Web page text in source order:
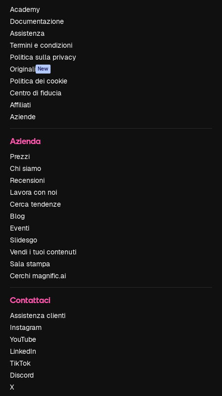
Academy
Documentazione
Assistenza
Termini e condizioni
Politica sulla privacy
Originali New
Politica dei cookie
Centro di fiducia
Affiliati
Aziende
Azienda
Prezzi
Chi siamo
Recensioni
Lavora con noi
Cerca tendenze
Blog
Eventi
Slidesgo
Vendi i tuoi contenuti
Sala stampa
Cerchi magnific.ai
Contattaci
Assistenza clienti
Instagram
YouTube
LinkedIn
TikTok
Discord
X